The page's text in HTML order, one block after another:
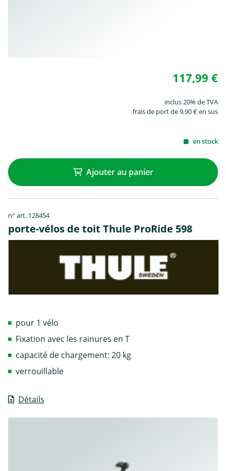
117,99 €
inclus 20% de TVA
frais de port de 9,90 € en sus
en stock
Ajouter au panier
n° art. 128454
porte-vélos de toit Thule ProRide 598
Détails
pour 1 vélo
Fixation avec les rainures en T
capacité de chargement: 20 kg
verrouillable